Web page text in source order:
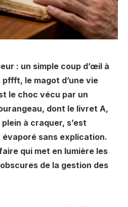
: un simple coup d’œil à
le magot d’une vie
le choc vécu par un
dont le livret A,
à craquer, s’est
sans explication.
qui met en lumière les
de la gestion des